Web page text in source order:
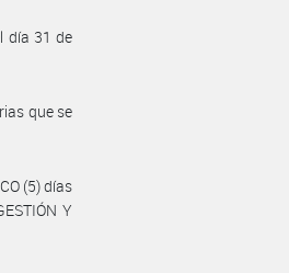
día 31 de
que se
(5) días
Y